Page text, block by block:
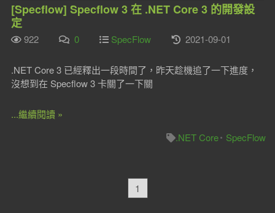
[Specflow] Specflow 3 在 .NET Core 3 的開發設
定
922 0 SpecFlow 2021-09-01
.NET Core 3 已經釋出一段時間了，昨天趁機追了一下進度，
沒想到在 Specflow 3 卡關了一下關
...繼續閱讀 »
.NET Core
SpecFlow
1